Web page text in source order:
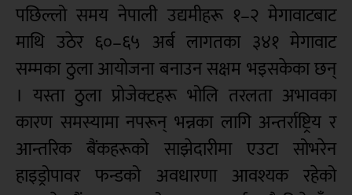
पछिल्लो समय नेपाली उद्यमीहरू १–२ मेगावाटबाट
माथि उठेर ६०–६५ अर्ब लागतका ३४१ मेगावाट
सम्मका ठुला आयोजना बनाउन सक्षम भइसकेका छन्
। यस्ता ठुला प्रोजेक्टहरू भोलि तरलता अभावका
कारण समस्यामा नपरून् भन्नका लागि अन्तर्राष्ट्रिय र
आन्तरिक बैंकहरूको साझेदारीमा एउटा सोभरेन
हाइड्रोपावर फन्डको अवधारणा आवश्यक रहेको